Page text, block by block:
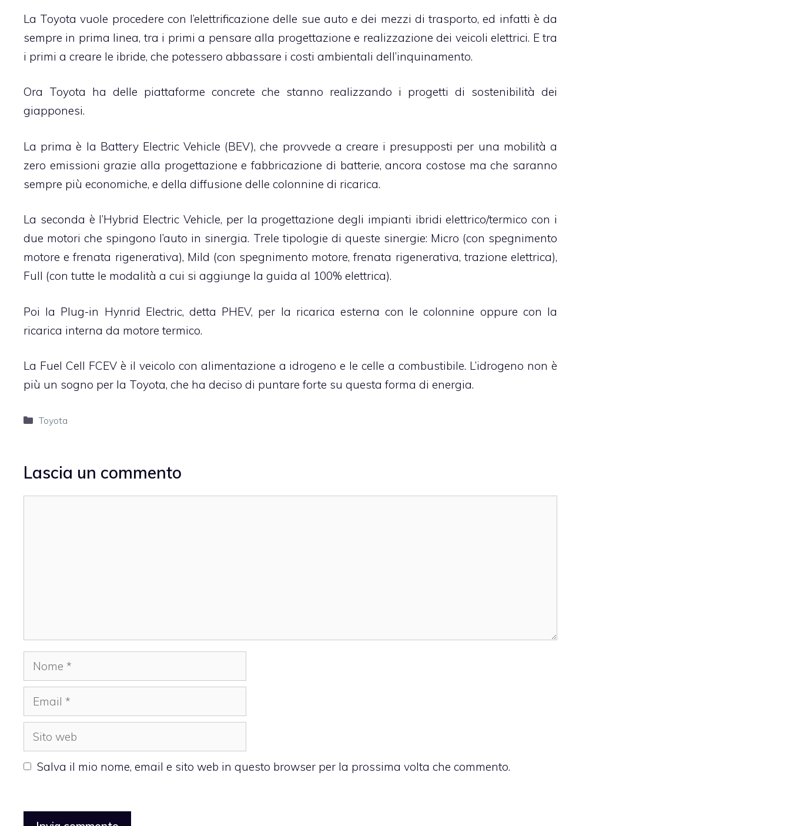
La Toyota vuole procedere con l’elettrificazione delle sue auto e dei mezzi di trasporto, ed infatti è da
sempre in prima linea, tra i primi a pensare alla progettazione e realizzazione dei veicoli elettrici. E tra
i primi a creare le ibride, che potessero abbassare i costi ambientali dell’inquinamento.
Ora Toyota ha delle piattaforme concrete che stanno realizzando i progetti di sostenibilità dei
giapponesi.
La prima è la Battery Electric Vehicle (BEV), che provvede a creare i presupposti per una mobilità a
zero emissioni grazie alla progettazione e fabbricazione di batterie, ancora costose ma che saranno
sempre più economiche, e della diffusione delle colonnine di ricarica.
La seconda è l’Hybrid Electric Vehicle, per la progettazione degli impianti ibridi elettrico/termico con i
due motori che spingono l’auto in sinergia. Trele tipologie di queste sinergie: Micro (con spegnimento
motore e frenata rigenerativa), Mild (con spegnimento motore, frenata rigenerativa, trazione elettrica),
Full (con tutte le modalità a cui si aggiunge la guida al 100% elettrica).
Poi la Plug-in Hynrid Electric, detta PHEV, per la ricarica esterna con le colonnine oppure con la
ricarica interna da motore termico.
La Fuel Cell FCEV è il veicolo con alimentazione a idrogeno e le celle a combustibile. L’idrogeno non è
più un sogno per la Toyota, che ha deciso di puntare forte su questa forma di energia.
Categorie
Toyota
Lascia un commento
Nome
Email
Sito
web
Salva il mio nome, email e sito web in questo browser per la prossima volta che commento.